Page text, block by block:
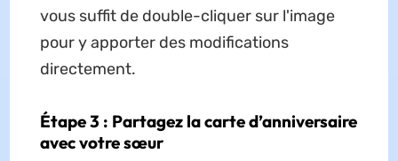
vous suffit de double-cliquer sur l'image
pour y apporter des modifications
directement.
Étape 3 : Partagez la carte d’anniversaire
avec votre sœur